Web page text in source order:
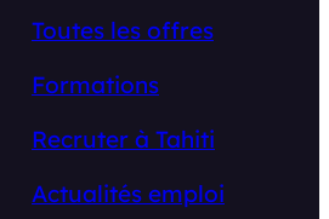
Toutes les offres
Formations
Recruter à Tahiti
Actualités emploi